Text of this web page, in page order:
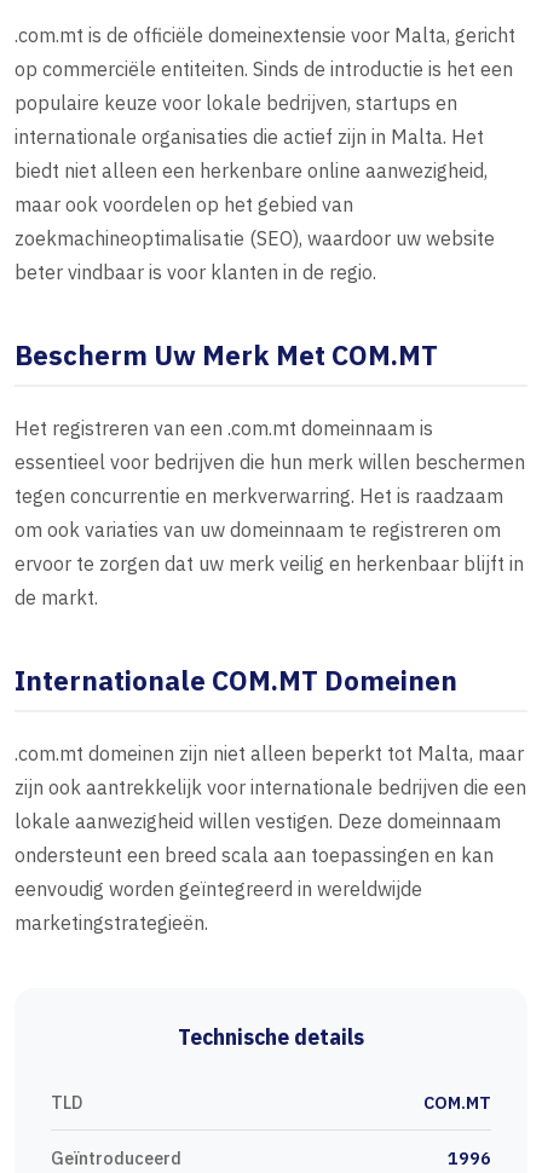
.com.mt is de officiële domeinextensie voor Malta, gericht
op commerciële entiteiten. Sinds de introductie is het een
populaire keuze voor lokale bedrijven, startups en
internationale organisaties die actief zijn in Malta. Het
biedt niet alleen een herkenbare online aanwezigheid,
maar ook voordelen op het gebied van
zoekmachineoptimalisatie (SEO), waardoor uw website
beter vindbaar is voor klanten in de regio.
Bescherm Uw Merk Met COM.MT
Het registreren van een .com.mt domeinnaam is
essentieel voor bedrijven die hun merk willen beschermen
tegen concurrentie en merkverwarring. Het is raadzaam
om ook variaties van uw domeinnaam te registreren om
ervoor te zorgen dat uw merk veilig en herkenbaar blijft in
de markt.
Internationale COM.MT Domeinen
.com.mt domeinen zijn niet alleen beperkt tot Malta, maar
zijn ook aantrekkelijk voor internationale bedrijven die een
lokale aanwezigheid willen vestigen. Deze domeinnaam
ondersteunt een breed scala aan toepassingen en kan
eenvoudig worden geïntegreerd in wereldwijde
marketingstrategieën.
Technische details
TLD COM.MT
Geïntroduceerd 1996